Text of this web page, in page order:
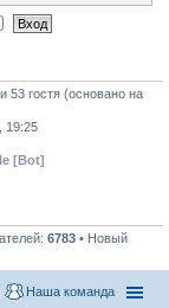
53 гостя (основано на
19:25
[Bot]
6783 • Новый
Наша команда